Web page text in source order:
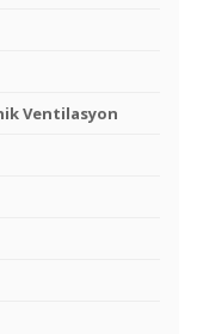
Ventilasyon